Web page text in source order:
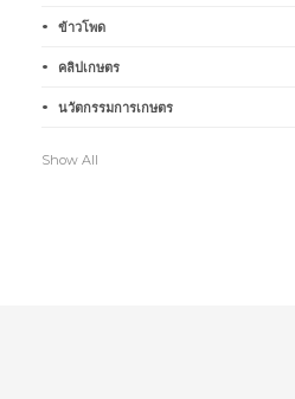
ข้าวโพด
คลิปเกษตร
นวัตกรรมการเกษตร
Show All